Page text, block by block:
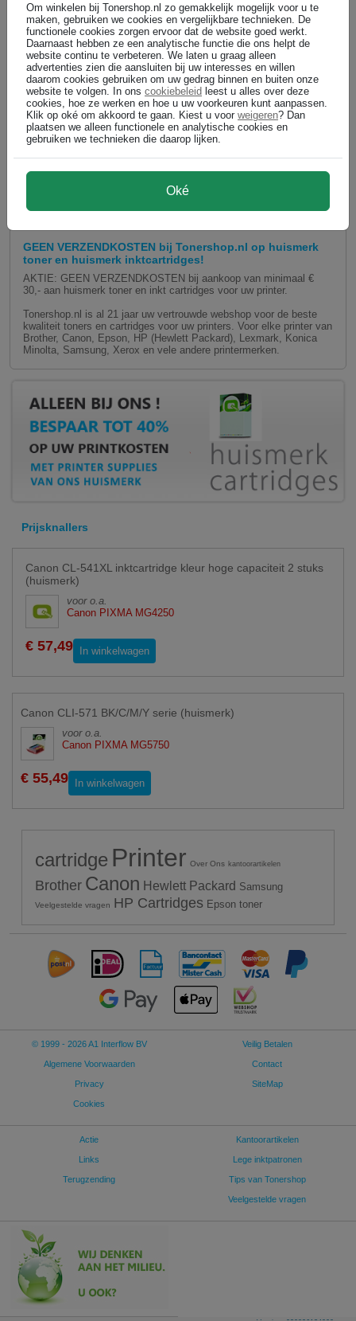
GEEN VERZENDKOSTEN bij Tonershop.nl op huismerk
toner en huismerk inktcartridges!
AKTIE: GEEN VERZENDKOSTEN bij aankoop van minimaal €
30,- aan huismerk toner en inkt cartridges voor uw printer.
Tonershop.nl is al 21 jaar uw vertrouwde webshop voor de beste
kwaliteit toners en cartridges voor uw printers. Voor elke printer van
Brother, Canon, Epson, HP (Hewlett Packard), Lexmark, Konica
Minolta, Samsung, Xerox en vele andere printermerken.
Prijsknallers
Canon CL-541XL inktcartridge kleur hoge capaciteit 2 stuks
(huismerk)
voor o.a.
Canon PIXMA MG4250
€ 57,49 In winkelwagen
Canon CLI-571 BK/C/M/Y serie (huismerk)
voor o.a.
Canon PIXMA MG5750
€ 55,49 In winkelwagen
cartridge Printer Over Ons kantoorartikelen
Brother Canon Hewlett Packard Samsung
Veelgestelde vragen HP Cartridges Epson toner
© 1999 - 2026 A1 Interflow BV
Algemene Voorwaarden
Privacy
Cookies
Veilig Betalen
Contact
SiteMap
Actie
Links
Terugzending
Kantoorartikelen
Lege inktpatronen
Tips van Tonershop
Veelgestelde vragen
Om winkelen bij Tonershop.nl zo gemakkelijk mogelijk voor u te
maken, gebruiken we cookies en vergelijkbare technieken. De
functionele cookies zorgen ervoor dat de website goed werkt.
Daarnaast hebben ze een analytische functie die ons helpt de
website continu te verbeteren. We laten u graag alleen
advertenties zien die aansluiten bij uw interesses en willen
daarom cookies gebruiken om uw gedrag binnen en buiten onze
website te volgen. In ons cookiebeleid leest u alles over deze
cookies, hoe ze werken en hoe u uw voorkeuren kunt aanpassen.
Klik op oké om akkoord te gaan. Kiest u voor weigeren? Dan
plaatsen we alleen functionele en analytische cookies en
gebruiken we technieken die daarop lijken.
Oké